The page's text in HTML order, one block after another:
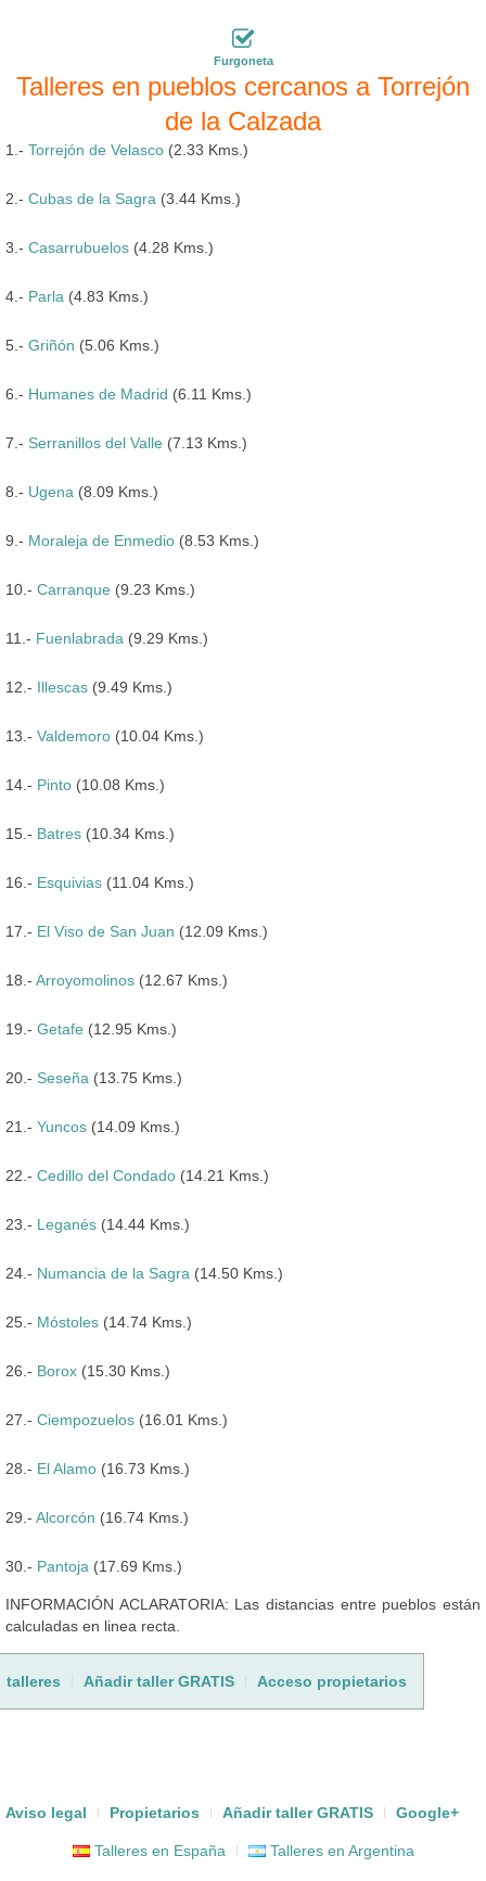
Furgoneta
Talleres en pueblos cercanos a Torrejón
de la Calzada
1.- Torrejón de Velasco (2.33 Kms.)
2.- Cubas de la Sagra (3.44 Kms.)
3.- Casarrubuelos (4.28 Kms.)
4.- Parla (4.83 Kms.)
5.- Griñón (5.06 Kms.)
6.- Humanes de Madrid (6.11 Kms.)
7.- Serranillos del Valle (7.13 Kms.)
8.- Ugena (8.09 Kms.)
9.- Moraleja de Enmedio (8.53 Kms.)
10.- Carranque (9.23 Kms.)
11.- Fuenlabrada (9.29 Kms.)
12.- Illescas (9.49 Kms.)
13.- Valdemoro (10.04 Kms.)
14.- Pinto (10.08 Kms.)
15.- Batres (10.34 Kms.)
16.- Esquivias (11.04 Kms.)
17.- El Viso de San Juan (12.09 Kms.)
18.- Arroyomolinos (12.67 Kms.)
19.- Getafe (12.95 Kms.)
20.- Seseña (13.75 Kms.)
21.- Yuncos (14.09 Kms.)
22.- Cedillo del Condado (14.21 Kms.)
23.- Leganés (14.44 Kms.)
24.- Numancia de la Sagra (14.50 Kms.)
25.- Móstoles (14.74 Kms.)
26.- Borox (15.30 Kms.)
27.- Ciempozuelos (16.01 Kms.)
28.- El Alamo (16.73 Kms.)
29.- Alcorcón (16.74 Kms.)
30.- Pantoja (17.69 Kms.)
INFORMACIÓN ACLARATORIA: Las distancias entre pueblos están
calculadas en linea recta.
talleres Añadir taller GRATIS Acceso propietarios
Aviso legal Propietarios Añadir taller GRATIS Google+
Talleres en España Talleres en Argentina